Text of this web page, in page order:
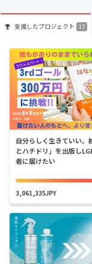
支援したプロジェクト 17
自分らしく生きていい。
とハチドリ」を出版し
者に届けたい
3,061,335JPY